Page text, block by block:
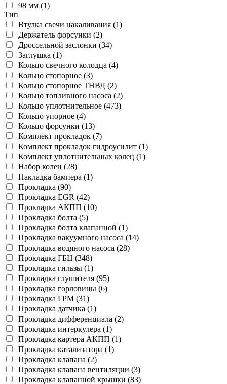
98 мм (1)
Тип
Втулка свечи накаливания (1)
Держатель форсунки (2)
Дроссельной заслонки (34)
Заглушка (1)
Кольцо свечного колодца (4)
Кольцо стопорное (3)
Кольцо стопорное ТНВД (2)
Кольцо топливного насоса (2)
Кольцо уплотнительное (473)
Кольцо упорное (4)
Кольцо форсунки (13)
Комплект прокладок (7)
Комплект прокладок гидроусилит (1)
Комплект уплотнительных колец (1)
Набор колец (28)
Накладка бампера (1)
Прокладка (90)
Прокладка EGR (42)
Прокладка АКПП (10)
Прокладка болта (5)
Прокладка болта клапанной (1)
Прокладка вакуумного насоса (14)
Прокладка водяного насоса (28)
Прокладка ГБЦ (348)
Прокладка гильзы (1)
Прокладка глушителя (95)
Прокладка горловины (6)
Прокладка ГРМ (31)
Прокладка датчика (1)
Прокладка дифференциала (2)
Прокладка интеркулера (1)
Прокладка картера АКПП (1)
Прокладка катализатора (1)
Прокладка клапана (2)
Прокладка клапана вентиляции (3)
Прокладка клапанной крышки (83)